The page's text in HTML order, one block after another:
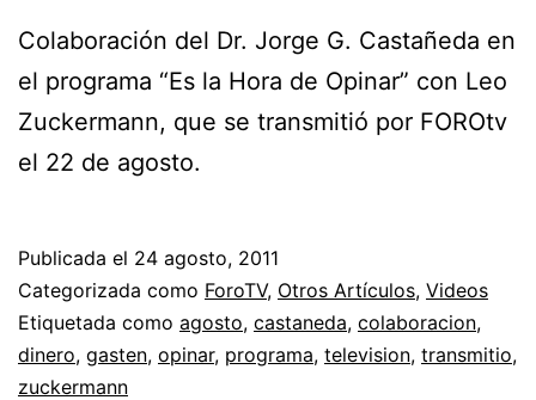
Colaboración del Dr. Jorge G. Castañeda en
el programa “Es la Hora de Opinar” con Leo
Zuckermann, que se transmitió por FOROtv
el 22 de agosto.
Publicada el 24 agosto, 2011
Categorizada como ForoTV, Otros Artículos, Videos
Etiquetada como agosto, castaneda, colaboracion,
dinero, gasten, opinar, programa, television, transmitio,
zuckermann